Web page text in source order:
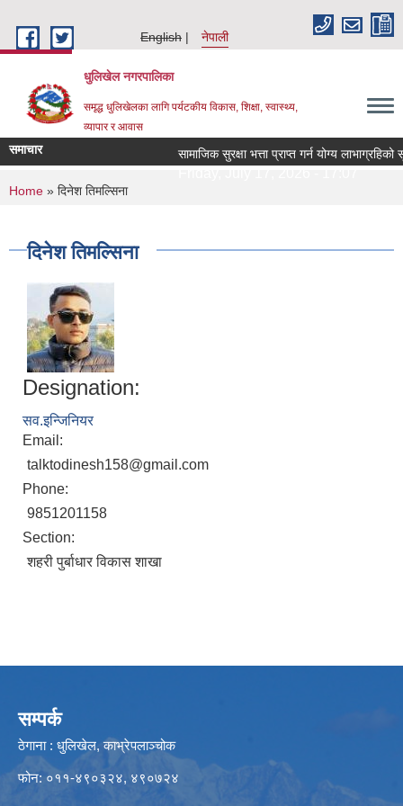
English
नेपाली
धुलिखेल नगरपालिका
समृद्ध धुलिखेलका लागि पर्यटकीय विकास, शिक्षा, स्वास्थ्य,
व्यापार र आवास
समाचार सामाजिक सुरक्षा भत्ता प्राप्त गर्न योग्य
You are here
Home » दिनेश तिमल्सिना
दिनेश तिमल्सिना
Designation:
सव.इन्जिनियर
Email:
talktodinesh158@gmail.com
Phone:
9851201158
Section:
शहरी पुर्बाधार विकास शाखा
सम्पर्क
ठेगाना : धुलिखेल, काभ्रेपलाञ्चोक
फोन: ०११-४९०३२४, ४९०७२४